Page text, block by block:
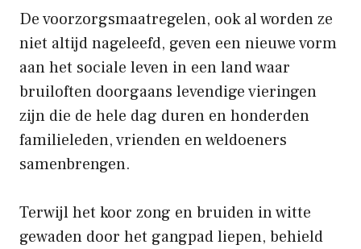
De voorzorgsmaatregelen, ook al worden ze
niet altijd nageleefd, geven een nieuwe vorm
aan het sociale leven in een land waar
bruiloften doorgaans levendige vieringen
zijn die de hele dag duren en honderden
familieleden, vrienden en weldoeners
samenbrengen.
Terwijl het koor zong en bruiden in witte
gewaden door het gangpad liepen, behield